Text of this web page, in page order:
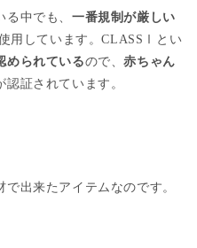
中でも、 一番規制が厳しい
用しています。CLASS Ⅰとい
められているので、赤ちゃん
認証されています。
出来たアイテムなのです。